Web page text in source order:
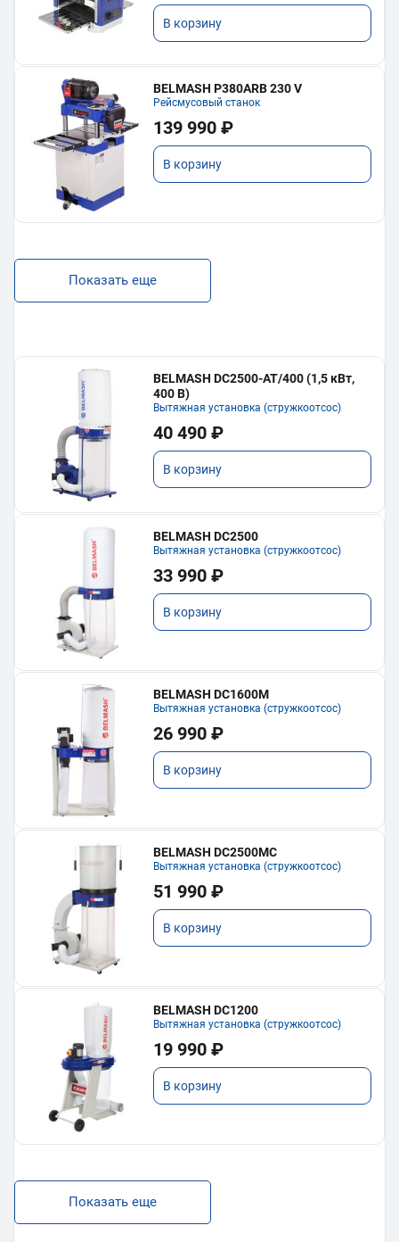
В корзину
BELMASH P380ARB 230 V
Рейсмусовый станок
139 990 ₽
В корзину
Показать еще
BELMASH DC2500-AT/400 (1,5 кВт,
400 В)
Вытяжная установка (стружкоотсос)
40 490 ₽
В корзину
BELMASH DC2500
Вытяжная установка (стружкоотсос)
33 990 ₽
В корзину
BELMASH DC1600M
Вытяжная установка (стружкоотсос)
26 990 ₽
В корзину
BELMASH DC2500MC
Вытяжная установка (стружкоотсос)
51 990 ₽
В корзину
BELMASH DC1200
Вытяжная установка (стружкоотсос)
19 990 ₽
В корзину
Показать еще